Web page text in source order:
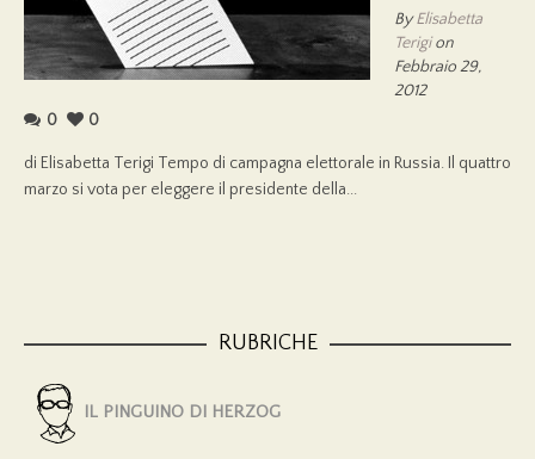
ByElisabetta
Terigion
Febbraio 29,
2012
0
0
di Elisabetta Terigi Tempo di campagna elettorale in Russia. Il quattro
marzo si vota per eleggere il presidente della...
RUBRICHE
IL PINGUINO DI HERZOG